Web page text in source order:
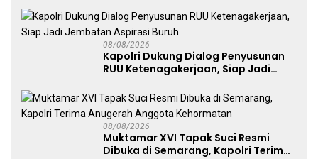
08/08/2026
Kapolri Dukung Dialog Penyusunan
RUU Ketenagakerjaan, Siap Jadi
08/08/2026
Muktamar XVI Tapak Suci Resmi
Dibuka di Semarang, Kapolri Terima